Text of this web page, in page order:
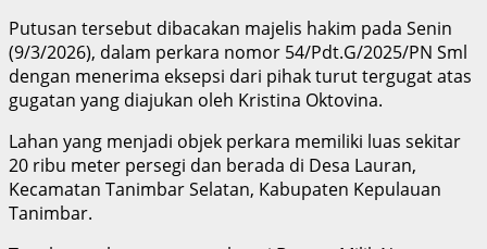
Putusan tersebut dibacakan majelis hakim pada Senin
(9/3/2026), dalam perkara nomor 54/Pdt.G/2025/PN Sml
dengan menerima eksepsi dari pihak turut tergugat atas
gugatan yang diajukan oleh Kristina Oktovina.
Lahan yang menjadi objek perkara memiliki luas sekitar
20 ribu meter persegi dan berada di Desa Lauran,
Kecamatan Tanimbar Selatan, Kabupaten Kepulauan
Tanimbar.